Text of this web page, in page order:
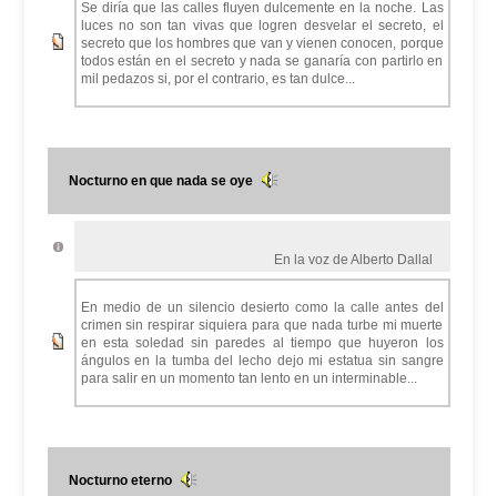
Se diría que las calles fluyen dulcemente en la noche. Las
luces no son tan vivas que logren desvelar el secreto, el
secreto que los hombres que van y vienen conocen, porque
todos están en el secreto y nada se ganaría con partirlo en
mil pedazos si, por el contrario, es tan dulce...
Nocturno en que nada se oye
En la voz de Alberto Dallal
En medio de un silencio desierto como la calle antes del
crimen sin respirar siquiera para que nada turbe mi muerte
en esta soledad sin paredes al tiempo que huyeron los
ángulos en la tumba del lecho dejo mi estatua sin sangre
para salir en un momento tan lento en un interminable...
Nocturno eterno